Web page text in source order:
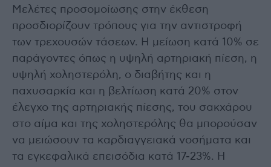
Μελέτες προσομοίωσης στην έκθεση
προσδιορίζουν τρόπους για την αντιστροφή
των τρεχουσών τάσεων. Η μείωση κατά 10% σε
παράγοντες όπως η υψηλή αρτηριακή πίεση, η
υψηλή χοληστερόλη, ο διαβήτης και η
παχυσαρκία και η βελτίωση κατά 20% στον
έλεγχο της αρτηριακής πίεσης, του σακχάρου
στο αίμα και της χοληστερόλης θα μπορούσαν
να μειώσουν τα καρδιαγγειακά νοσήματα και
τα εγκεφαλικά επεισόδια κατά 17-23%. Η